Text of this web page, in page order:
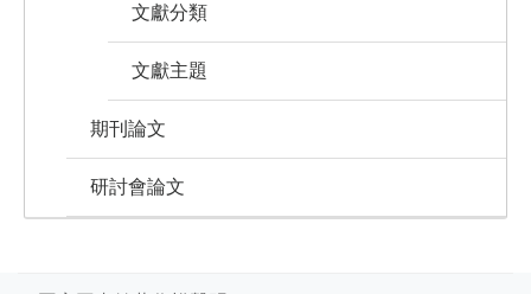
文獻分類
文獻主題
期刊論文
研討會論文